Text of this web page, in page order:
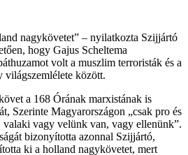
nagykövetet” – nyilatkozta Szijjártó
hogy Gajus Scheltema
volt a muszlim terroristák és a
világszemlélete között.
a 168 Órának marxistának is
Szerinte Magyarországon „csak pro és
valaki vagy velünk van, vagy ellenünk”.
bizonyította azonnal Szijjártó,
ki a holland nagykövetet, mert